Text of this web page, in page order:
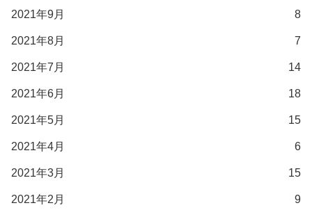
2021年9月 8
2021年8月 7
2021年7月 14
2021年6月 18
2021年5月 15
2021年4月 6
2021年3月 15
2021年2月 9